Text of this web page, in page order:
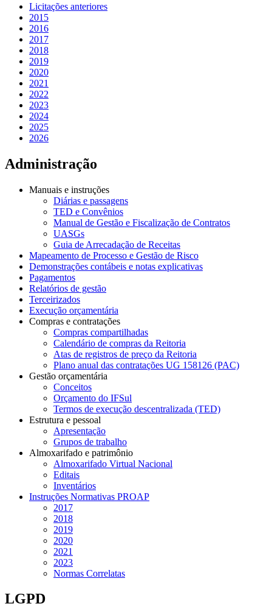
Licitações anteriores
2015
2016
2017
2018
2019
2020
2021
2022
2023
2024
2025
2026
Administração
Manuais e instruções
Diárias e passagens
TED e Convênios
Manual de Gestão e Fiscalização de Contratos
UASGs
Guia de Arrecadação de Receitas
Mapeamento de Processo e Gestão de Risco
Demonstrações contábeis e notas explicativas
Pagamentos
Relatórios de gestão
Terceirizados
Execução orçamentária
Compras e contratações
Compras compartilhadas
Calendário de compras da Reitoria
Atas de registros de preço da Reitoria
Plano anual das contratações UG 158126 (PAC)
Gestão orçamentária
Conceitos
Orçamento do IFSul
Termos de execução descentralizada (TED)
Estrutura e pessoal
Apresentação
Grupos de trabalho
Almoxarifado e patrimônio
Almoxarifado Virtual Nacional
Editais
Inventários
Instruções Normativas PROAP
2017
2018
2019
2020
2021
2023
Normas Correlatas
LGPD